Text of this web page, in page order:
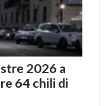
2026 a
64 chili di